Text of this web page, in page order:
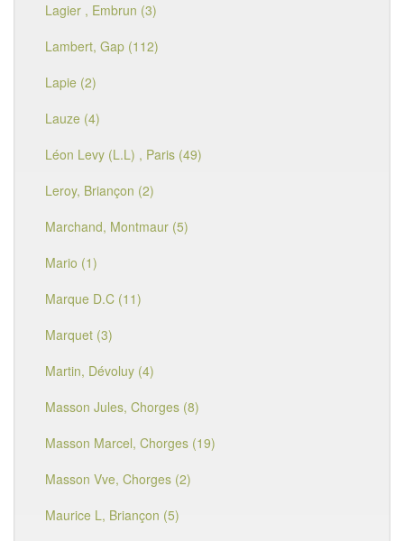
Lagier , Embrun (3)
Lambert, Gap (112)
Lapie (2)
Lauze (4)
Léon Levy (L.L) , Paris (49)
Leroy, Briançon (2)
Marchand, Montmaur (5)
Mario (1)
Marque D.C (11)
Marquet (3)
Martin, Dévoluy (4)
Masson Jules, Chorges (8)
Masson Marcel, Chorges (19)
Masson Vve, Chorges (2)
Maurice L, Briançon (5)